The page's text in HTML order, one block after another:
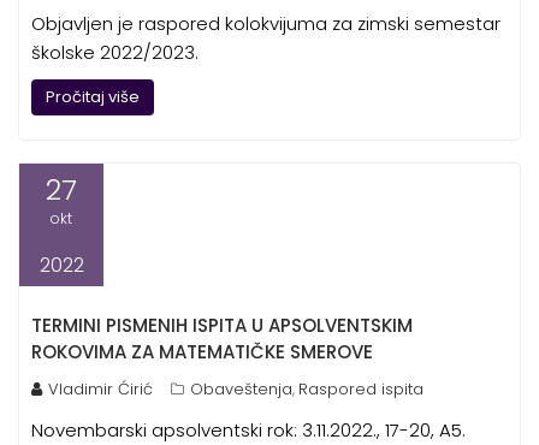
Objavljen je raspored kolokvijuma za zimski semestar
školske 2022/2023.
Pročitaj više
27
okt
2022
TERMINI PISMENIH ISPITA U APSOLVENTSKIM
ROKOVIMA ZA MATEMATIČKE SMEROVE
Vladimir Ćirić Obaveštenja, Raspored ispita
Novembarski apsolventski rok: 3.11.2022., 17-20, A5.